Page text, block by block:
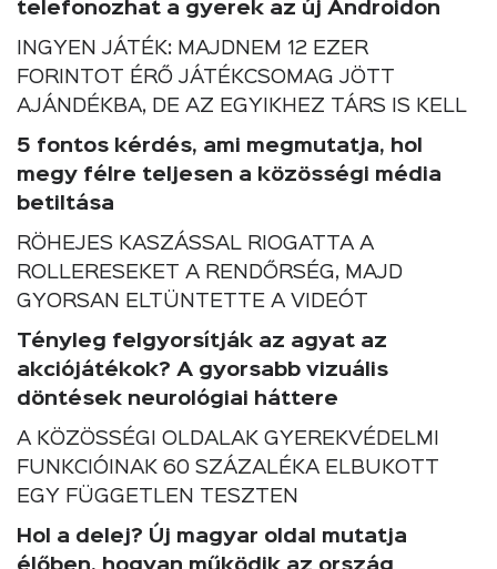
telefonozhat a gyerek az új Androidon
INGYEN JÁTÉK: MAJDNEM 12 EZER
FORINTOT ÉRŐ JÁTÉKCSOMAG JÖTT
AJÁNDÉKBA, DE AZ EGYIKHEZ TÁRS IS KELL
5 fontos kérdés, ami megmutatja, hol
megy félre teljesen a közösségi média
betiltása
RÖHEJES KASZÁSSAL RIOGATTA A
ROLLERESEKET A RENDŐRSÉG, MAJD
GYORSAN ELTÜNTETTE A VIDEÓT
Tényleg felgyorsítják az agyat az
akciójátékok? A gyorsabb vizuális
döntések neurológiai háttere
A KÖZÖSSÉGI OLDALAK GYEREKVÉDELMI
FUNKCIÓINAK 60 SZÁZALÉKA ELBUKOTT
EGY FÜGGETLEN TESZTEN
Hol a delej? Új magyar oldal mutatja
élőben, hogyan működik az ország